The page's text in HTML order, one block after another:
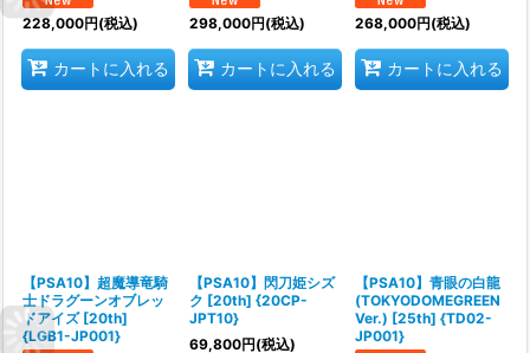
228,000円(税込)
カートに入れる
298,000円(税込)
カートに入れる
268,000円(税込)
カートに入れる
【PSA10】超魔導竜騎
士ドラグーンオブレッ
ドアイズ [20th]
{LGB1-JP001}
【PSA10】閃刀姫シズ
ク [20th] {20CP-
JPT10}
69,800円(税込)
【PSA10】青眼の白龍
(TOKYODOMEGREEN
Ver.) [25th] {TD02-
JP001}